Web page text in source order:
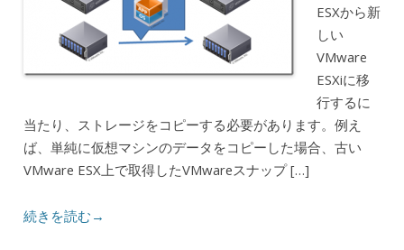
ESXから新
しい
VMware
ESXiに移
行するに
当たり、ストレージをコピーする必要があります。例え
ば、単純に仮想マシンのデータをコピーした場合、古い
VMware ESX上で取得したVMwareスナップ […]
続きを読む→